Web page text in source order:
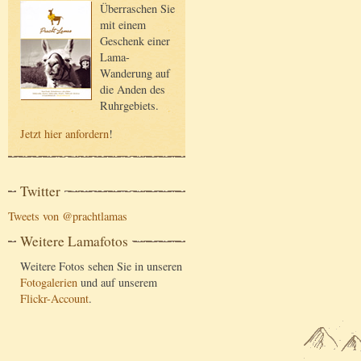
Überraschen Sie
mit einem
Geschenk einer
Lama-
Wanderung auf
die Anden des
Ruhrgebiets.
Jetzt hier anfordern!
Twitter
Tweets von @prachtlamas
Weitere Lamafotos
Weitere Fotos sehen Sie in unseren
Fotogalerien und auf unserem
Flickr-Account.